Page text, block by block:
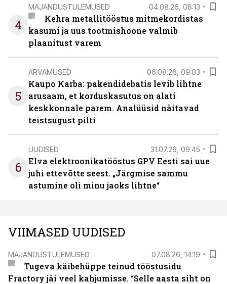
4
MAJANDUSTULEMUSED 04.08.26, 08:13
Kehra metallitööstus mitmekordistas
kasumi ja uus tootmishoone valmib
plaanitust varem
5
ARVAMUSED 06.08.26, 09:03
Kaupo Karba: pakendidebatis levib lihtne
arusaam, et korduskasutus on alati
keskkonnale parem. Analüüsid näitavad
teistsugust pilti
6
UUDISED 31.07.26, 09:45
Elva elektroonikatööstus GPV Eesti sai uue
juhi ettevõtte seest. „Järgmise sammu
astumine oli minu jaoks lihtne“
VIIMASED UUDISED
MAJANDUSTULEMUSED 07.08.26, 14:19
Tugeva käibehüppe teinud tööstusidu
Fractory jäi veel kahjumisse. “Selle aasta siht on